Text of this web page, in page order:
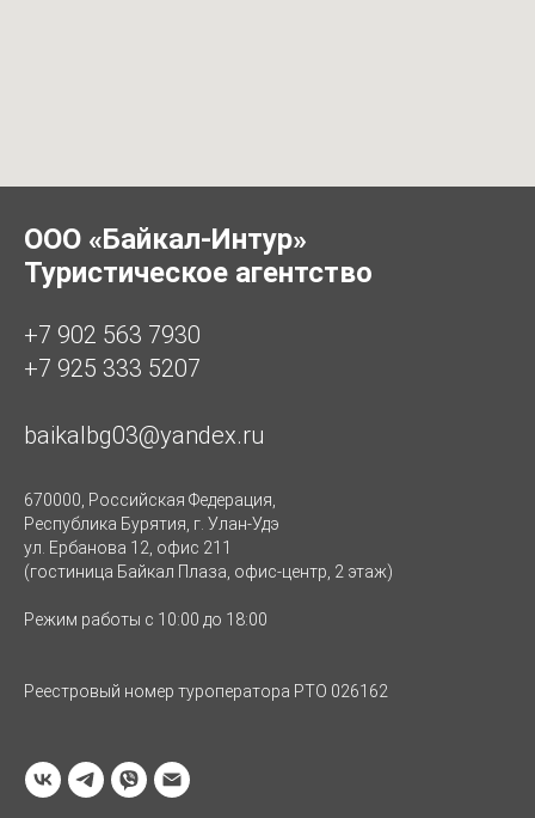
ООО «Байкал-Интур»
Туристическое агентство
+7 902 563 7930
+7 925 333 5207
baikalbg03@yandex.ru
670000, Российская Федерация,
Республика Бурятия, г. Улан-Удэ
ул. Ербанова 12, офис 211
(гостиница Байкал Плаза, офис-центр, 2 этаж)
Режим работы с 10:00 до 18:00
Реестровый номер туроператора РТО 026162